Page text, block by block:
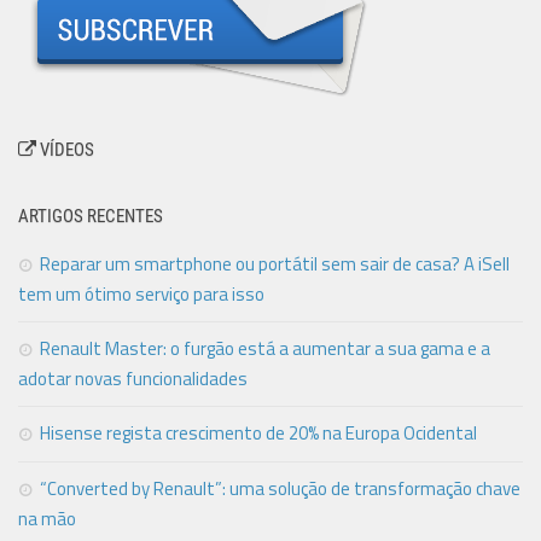
VÍDEOS
ARTIGOS RECENTES
Reparar um smartphone ou portátil sem sair de casa? A iSell
tem um ótimo serviço para isso
Renault Master: o furgão está a aumentar a sua gama e a
adotar novas funcionalidades
Hisense regista crescimento de 20% na Europa Ocidental
“Converted by Renault”: uma solução de transformação chave
na mão